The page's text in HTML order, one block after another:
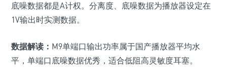
底噪数据都是A计权。分离度、底噪数据为播放器设定在
1V输出时实测数据。
数据解读： M9单端口输出功率属于国产播放器平均水
平，单端口底噪数据优秀，适合低阻高灵敏度耳塞。